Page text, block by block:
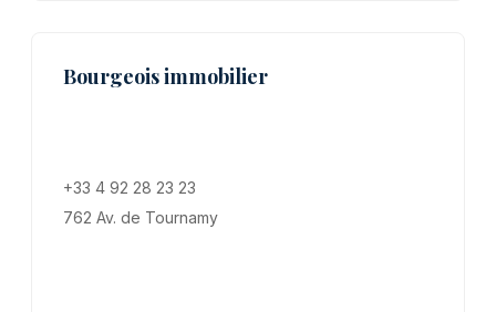
Bourgeois immobilier
+33 4 92 28 23 23
762 Av. de Tournamy